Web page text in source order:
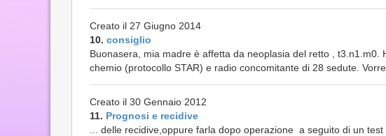
Creato il 27 Giugno 2014
10. consiglio
Buonasera, mia madre è affetta da neoplasia del retto , t3.n1.m0.
chemio (protocollo STAR) e radio concomitante di 28 sedute.
Creato il 30 Gennaio 2012
11. Prognosi e recidive
... delle recidive,oppure farla dopo operazione a seguito di un